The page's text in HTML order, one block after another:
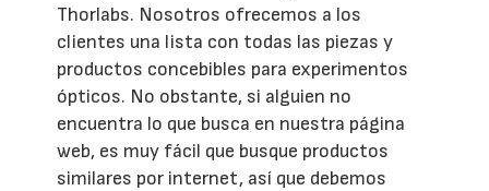
Thorlabs. Nosotros ofrecemos a los
clientes una lista con todas las piezas y
productos concebibles para experimentos
ópticos. No obstante, si alguien no
encuentra lo que busca en nuestra página
web, es muy fácil que busque productos
similares por internet, así que debemos